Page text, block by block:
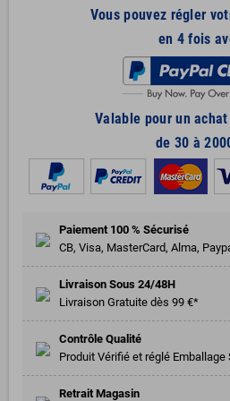
Vous pouvez régler
en 4 fois
Valable pour un
de 30 à
Paiement 100 % Sécurisé
CB, Visa, MasterCard, Alma,
Livraison Sous 24/48H
Livraison Gratuite dès 99 €*
Contrôle Qualité
Produit Vérifié et réglé Emballage
Retrait Magasin